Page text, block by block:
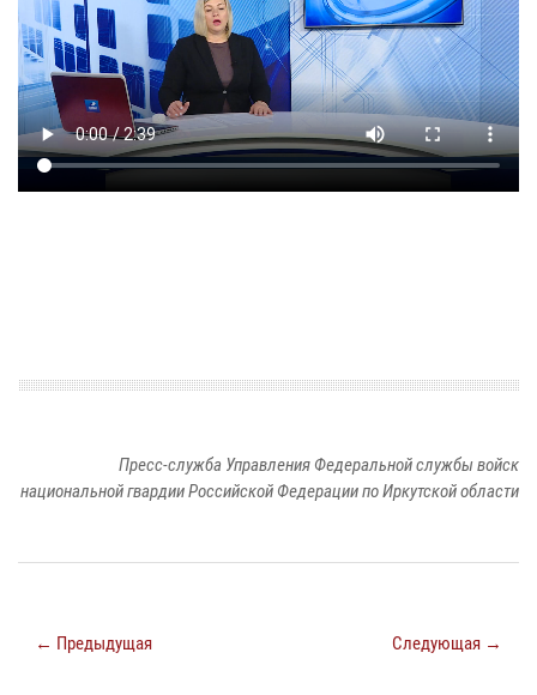
Пресс-служба Управления Федеральной службы войск
национальной гвардии Российской Федерации по Иркутской области
← Предыдущая Следующая →